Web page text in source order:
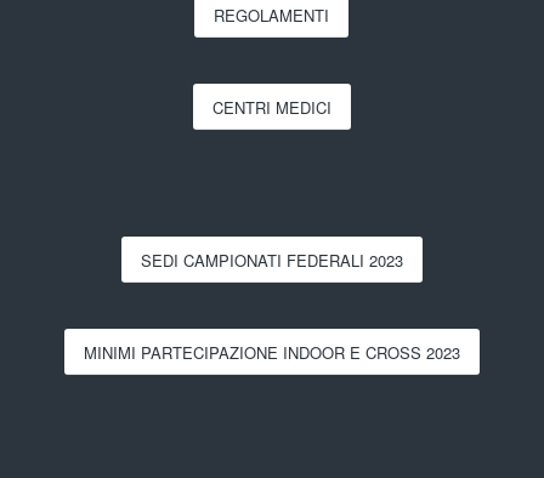
REGOLAMENTI
CENTRI MEDICI
SEDI CAMPIONATI FEDERALI 2023
MINIMI PARTECIPAZIONE INDOOR E CROSS 2023